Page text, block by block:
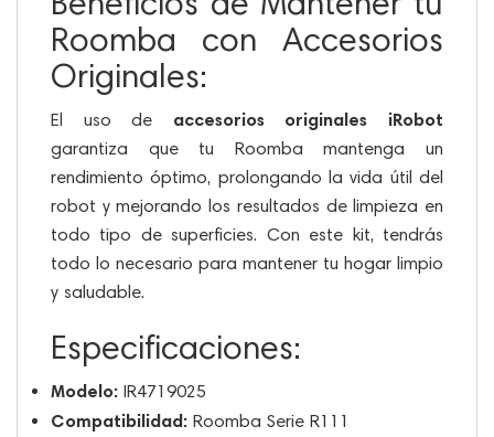
Roomba con Accesorios
Originales:
El uso de accesorios originales iRobot
garantiza que tu Roomba mantenga un
rendimiento óptimo, prolongando la vida útil del
robot y mejorando los resultados de limpieza en
todo tipo de superficies. Con este kit, tendrás
todo lo necesario para mantener tu hogar limpio
y saludable.
Especificaciones:
Modelo: IR4719025
Compatibilidad: Roomba Serie R111